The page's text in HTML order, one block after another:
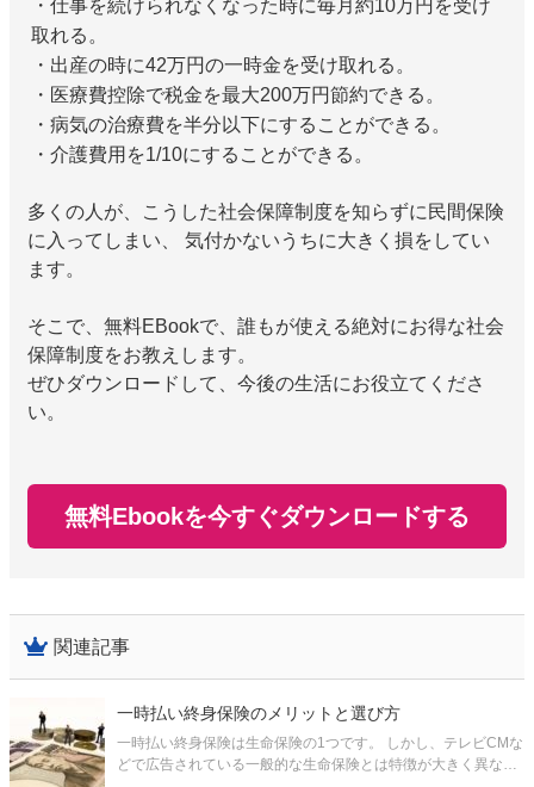
・仕事を続けられなくなった時に毎月約10万円を受け
取れる。
・出産の時に42万円の一時金を受け取れる。
・医療費控除で税金を最大200万円節約できる。
・病気の治療費を半分以下にすることができる。
・介護費用を1/10にすることができる。
多くの人が、こうした社会保障制度を知らずに民間保険
に入ってしまい、 気付かないうちに大きく損をしてい
ます。
そこで、無料EBookで、誰もが使える絶対にお得な社会
保障制度をお教えします。
ぜひダウンロードして、今後の生活にお役立てくださ
い。
無料Ebookを今すぐダウンロードする
関連記事
一時払い終身保険のメリットと選び方
一時払い終身保険は生命保険の1つです。 しかし、テレビCMな
どで広告されている一般的な生命保険とは特徴が大きく異なる